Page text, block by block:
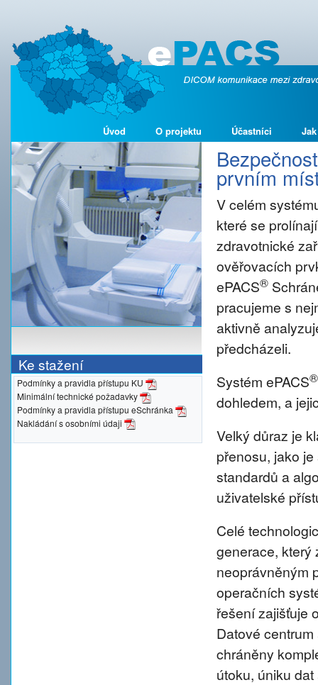
Úvod O projektu Účastníci
Ke stažení
Podmínky a pravidla přístupu KU
Minimální technické požadavky
Podmínky a pravidla přístupu eSchránka
Nakládání s osobními údaji
prvním
V celém
které se
zdravotnické
ověřovacích
ePACS®
pracujeme s
aktivně
předcházeli.
Systém ePACS®
dohledem, a
Velký důraz je
přenosu, jako
standardů a
uživatelské
Celé
generace, který
neoprávněným
operačních
řešení zajišťuje
Datové
chráněny
útoku, úniku